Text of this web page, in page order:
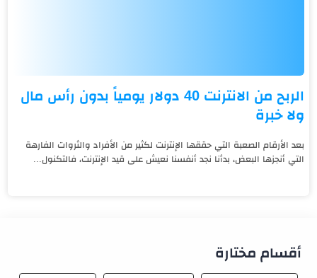
الربح من الانترنت 40 دولار يومياً بدون رأس مال
ولا خبرة
بعد الأرقام الصعبة التي حققها الإنترنت لكثير من الأفراد والثروات الفارهة
التي أنجزها البعض، بدأنا نجد أنفسنا نعيش على قيد الإنترنت، فالتكنول...
أقسام مختارة